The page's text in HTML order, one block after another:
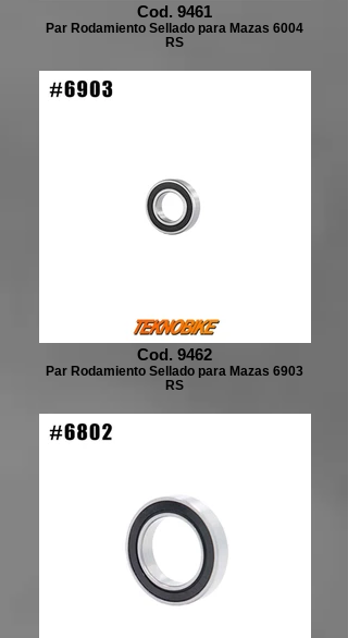
Cod. 9461
Par Rodamiento Sellado para Mazas 6004
RS
Cod. 9462
Par Rodamiento Sellado para Mazas 6903
RS